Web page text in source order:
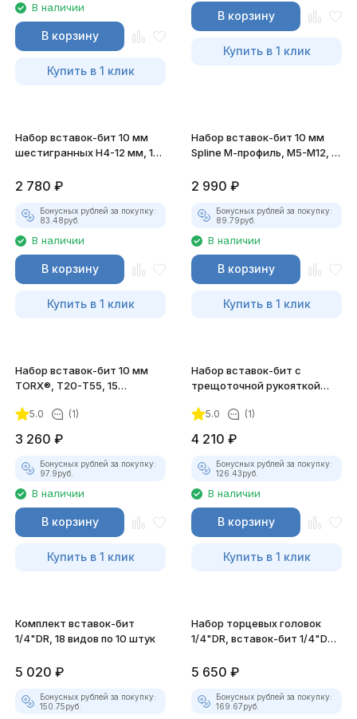
В наличии
В корзину
Купить в 1 клик
В корзину
Купить в 1 клик
Набор вставок-бит 10 мм
шестигранных Н4-12 мм, 15
2 780 ₽
Бонусных рублей за покупку:
83.48руб.
В наличии
В корзину
Купить в 1 клик
Набор вставок-бит 10 мм
Spline М-профиль, М5-М12, 11
2 990 ₽
Бонусных рублей за покупку:
89.79руб.
В наличии
В корзину
Купить в 1 клик
Набор вставок-бит 10 мм
TORX®, Т20-Т55, 15
5.0 (1)
3 260 ₽
Бонусных рублей за покупку:
97.9руб.
В наличии
В корзину
Купить в 1 клик
Набор вставок-бит с
трещоточной рукояткой
5.0 (1)
4 210 ₽
Бонусных рублей за покупку:
126.43руб.
В наличии
В корзину
Купить в 1 клик
Комплект вставок-бит
1/4"DR, 18 видов по 10 штук
5 020 ₽
Бонусных рублей за покупку:
150.75руб.
Набор торцевых головок
1/4"DR, вставок-бит 1/4"DR,
5 650 ₽
Бонусных рублей за покупку:
169.67руб.